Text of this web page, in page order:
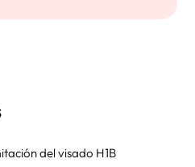
del visado H1B